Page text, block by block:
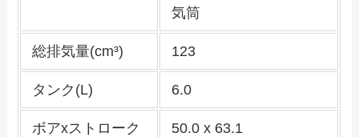
気筒
総排気量(cm³) 123
タンク(L) 6.0
ボアxストローク
50.0 x 63.1